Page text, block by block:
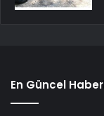
En Güncel